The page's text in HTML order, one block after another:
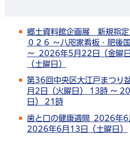
郷土資料館企画展 新規指定
０２６ ～八咫家看板・肥後
～ 2026年5月22日（金曜
（土曜日）
第36回中央区大江戸まつり
月2日（火曜日） 13時 ～
日） 21時
歯と口の健康週間 2026年6
2026年6月13日（土曜日）